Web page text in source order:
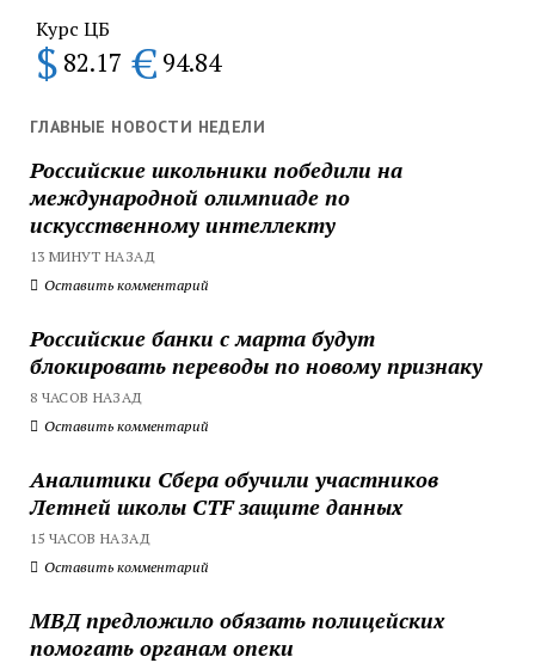
Курс ЦБ
$ 82.17 € 94.84
ГЛАВНЫЕ НОВОСТИ НЕДЕЛИ
Российские школьники победили на
международной олимпиаде по
искусственному интеллекту
13 МИНУТ НАЗАД
Оставить комментарий
Российские банки с марта будут
блокировать переводы по новому признаку
8 ЧАСОВ НАЗАД
Оставить комментарий
Аналитики Сбера обучили участников
Летней школы CTF защите данных
15 ЧАСОВ НАЗАД
Оставить комментарий
МВД предложило обязать полицейских
помогать органам опеки